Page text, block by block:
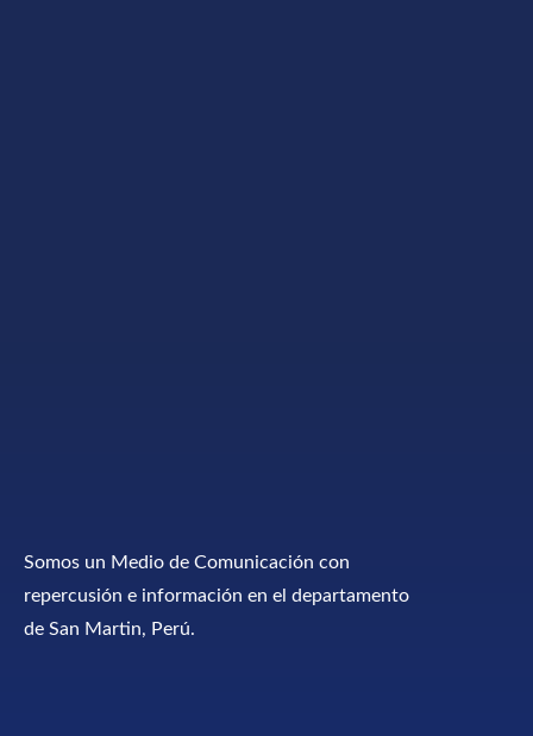
Somos un Medio de Comunicación con
repercusión e información en el departamento
de San Martin, Perú.